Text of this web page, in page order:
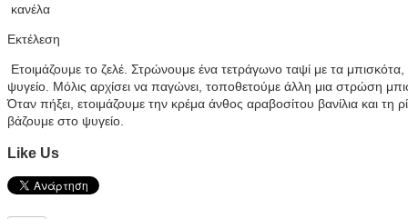
κανέλα
Εκτέλεση
Ετοιμάζουμε το ζελέ. Στρώνουμε ένα τετράγωνο ταψί με τα
ψυγείο. Μόλις αρχίσει να παγώνει, τοποθετούμε άλλη μια στρώση
Όταν πήξει, ετοιμάζουμε την κρέμα άνθος αραβοσίτου βανίλια και τη
βάζουμε στο ψυγείο.
Like Us